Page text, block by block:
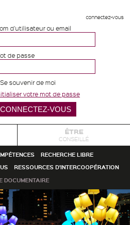
connectez-vous
d'utilisateur ou email
de passe
Se souvenir de moi
votre mot de passe
ÊTRE
CONSEILLÉ
RECHERCHE LIBRE
RESSOURCES D'INTERCOOPÉRATION
DOCUMENTAIRE